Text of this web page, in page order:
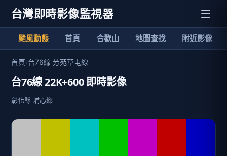
台灣即時影像監視器
颱風動態 首頁 合歡山 地圖查找 附近影像
首頁›台76線 芳苑草屯線
台76線 22K+600 即時影像
彰化縣 埔心鄉